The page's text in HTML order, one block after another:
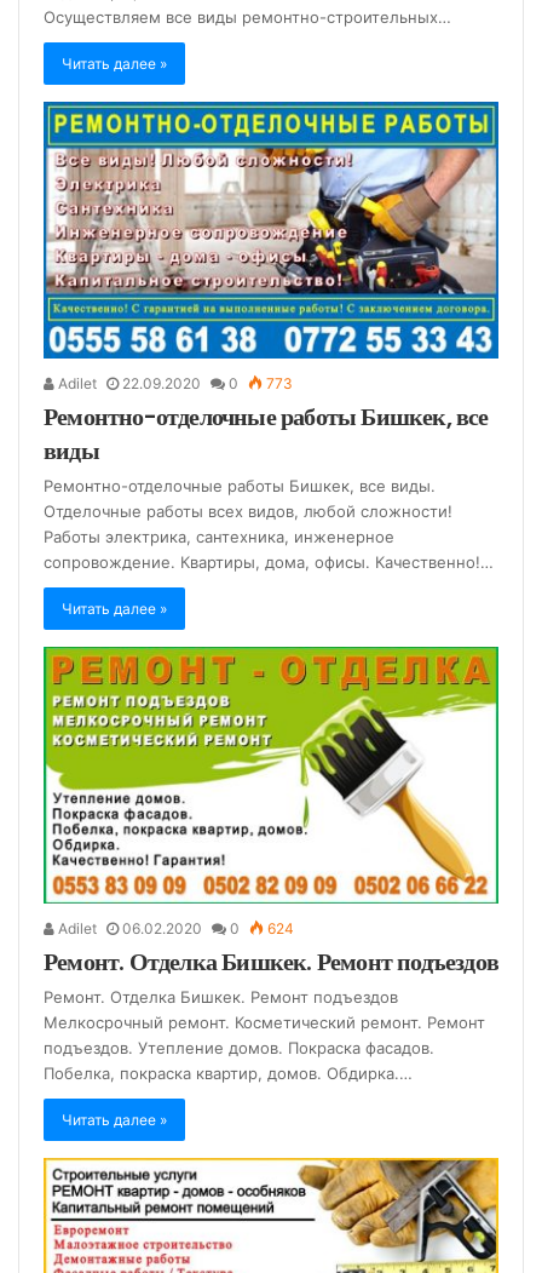
Осуществляем все виды ремонтно-строительных…
Читать далее »
Adilet 22.09.2020 0 773
Ремонтно-отделочные работы Бишкек, все
виды
Ремонтно-отделочные работы Бишкек, все виды.
Отделочные работы всех видов, любой сложности!
Работы электрика, сантехника, инженерное
сопровождение. Квартиры, дома, офисы. Качественно!…
Читать далее »
Adilet 06.02.2020 0 624
Ремонт. Отделка Бишкек. Ремонт подъездов
Ремонт. Отделка Бишкек. Ремонт подъездов
Мелкосрочный ремонт. Косметический ремонт. Ремонт
подъездов. Утепление домов. Покраска фасадов.
Побелка, покраска квартир, домов. Обдирка.…
Читать далее »